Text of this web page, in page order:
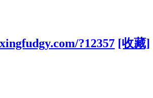
?12357 [收藏]